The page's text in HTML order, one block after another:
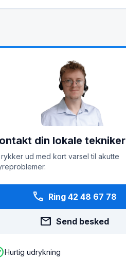
din lokale tekniker
ud med kort varsel til akutte
phone Ring 42 48 67 78
mail Send besked
Hurtig udrykning